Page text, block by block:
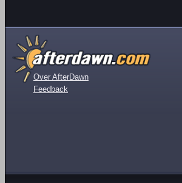
Over AfterDawn
Feedback